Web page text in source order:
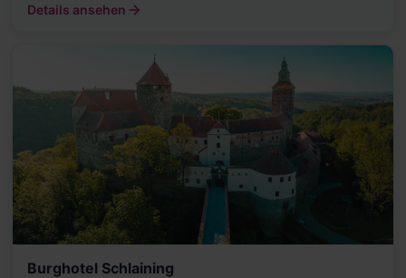
Details ansehen
Burghotel Schlaining